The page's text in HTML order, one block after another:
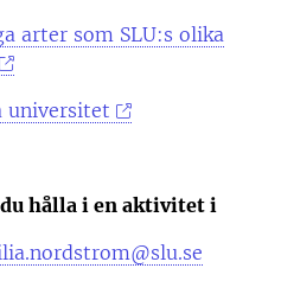
arter som SLU:s olika
universitet
hålla i en aktivitet i